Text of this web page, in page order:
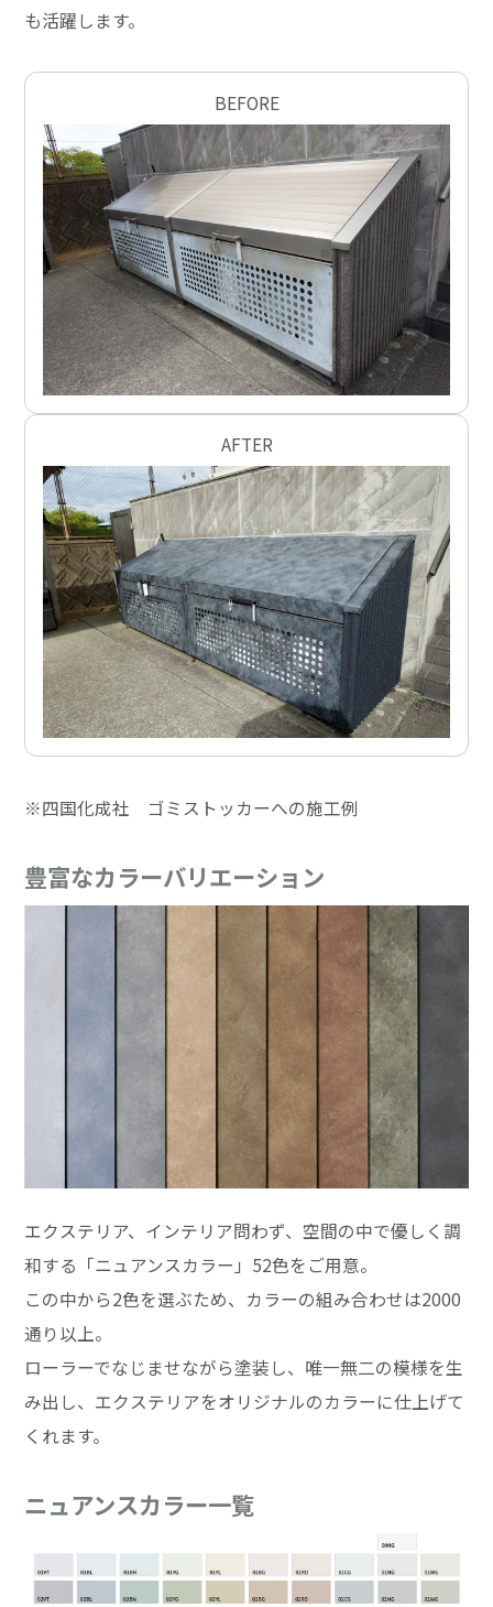
も活躍します。
BEFORE
AFTER
※四国化成社 ゴミストッカーへの施工例
豊富なカラーバリエーション
エクステリア、インテリア問わず、空間の中で優しく調
和する「ニュアンスカラー」52色をご用意。
この中から2色を選ぶため、カラーの組み合わせは2000
通り以上。
ローラーでなじませながら塗装し、唯一無二の模様を生
み出し、エクステリアをオリジナルのカラーに仕上げて
くれます。
ニュアンスカラー一覧